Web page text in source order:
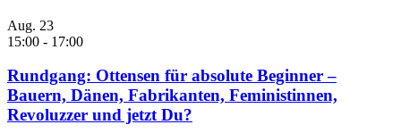
Aug. 23
15:00 - 17:00
Rundgang: Ottensen für absolute Beginner –
Bauern, Dänen, Fabrikanten, Feministinnen,
Revoluzzer und jetzt Du?